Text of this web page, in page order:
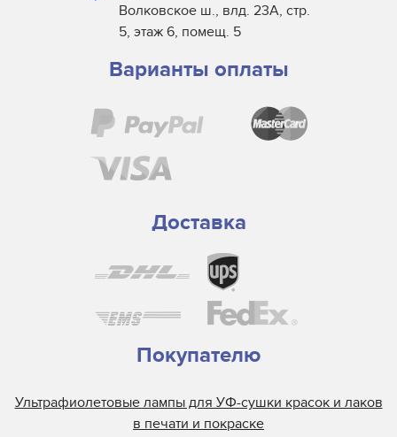
Проекционные
Светодиодные лампы
Специальные лампы для бытовых приборов
Стоматологические лампы
Студийные лампы для сферы развлечений
Узкоспециализированные
Волковское ш., влд. 23А, стр.
5, этаж 6, помещ. 5
Варианты оплаты
Доставка
Покупателю
Ультрафиолетовые лампы для УФ-сушки красок и лаков
в печати и покраске